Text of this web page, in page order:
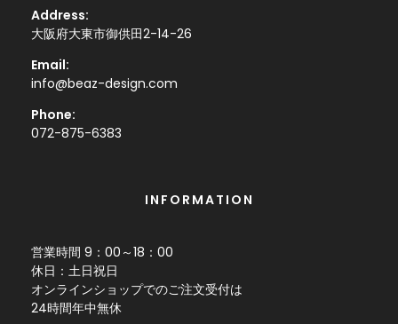
Address:
大阪府大東市御供田2-14-26
Email:
info@beaz-design.com
Phone:
072-875-6383
INFORMATION
営業時間 9：00～18：00
休日：土日祝日
オンラインショップでのご注文受付は
24時間年中無休